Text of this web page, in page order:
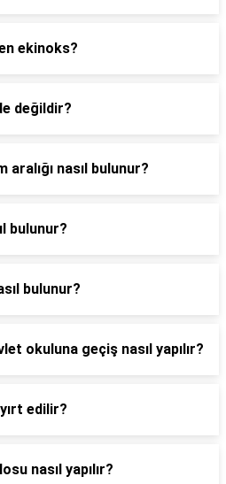
ekinoks?
değildir?
nasıl bulunur?
bulunur?
bulunur?
okuluna geçiş nasıl yapılır?
edilir?
nasıl yapılır?